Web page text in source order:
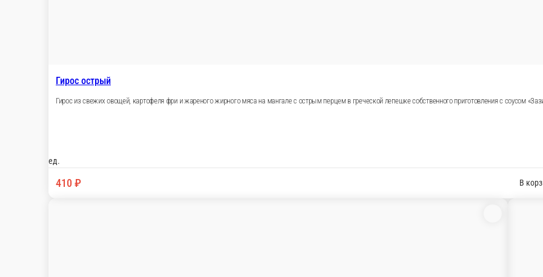
Гирос острый
Гирос из свежих овощей, картофеля фри и жареного жирного мяса на мангале с острым перцем в греческой лепешке собственного приготовления с соусом
ед.
410 ₽ В